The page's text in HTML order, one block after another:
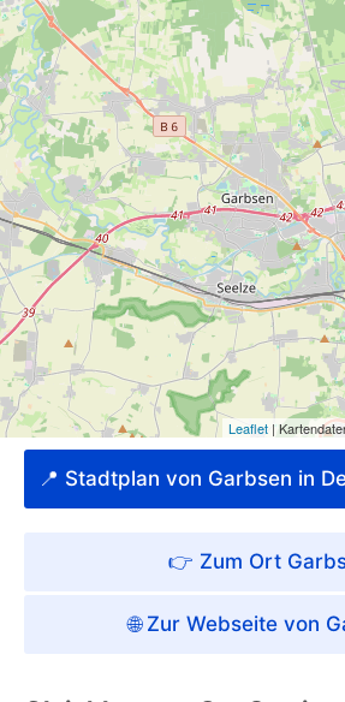
📍 Stadtplan von Garbsen in
👉 Zum Ort
🌐 Zur Webseite von